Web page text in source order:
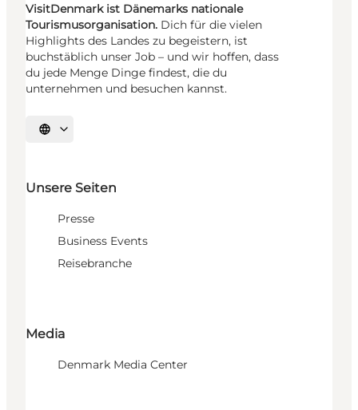
VisitDenmark ist Dänemarks nationale
Tourismusorganisation. Dich für die vielen
Highlights des Landes zu begeistern, ist
buchstäblich unser Job – und wir hoffen, dass
du jede Menge Dinge findest, die du
unternehmen und besuchen kannst.
Sprache auswählen
Unsere Seiten
Presse
Business Events
Reisebranche
Media
Denmark Media Center